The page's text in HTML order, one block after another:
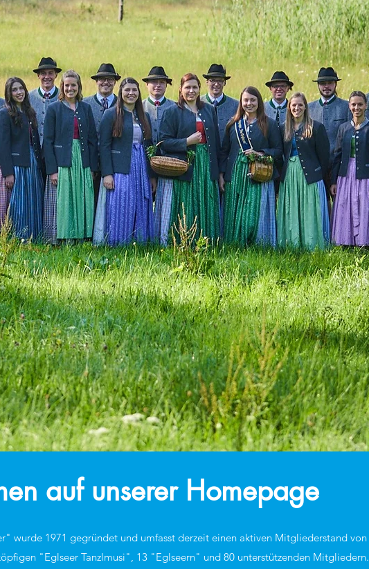
auf unserer Homepage
wurde 1971 gegründet und umfasst derzeit einen aktiven Mitgliederstand von
"Eglseer Tanzlmusi", 13 "Eglseern" und 80 unterstützenden Mitgliedern.